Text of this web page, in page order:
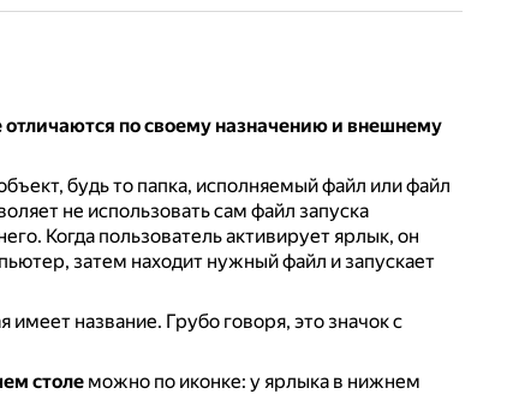
по своему назначению и внешнему
будь то папка, исполняемый файл или файл
не использовать сам файл запуска
Когда пользователь активирует ярлык, он
затем находит нужный файл и запускает
имеет название. Грубо говоря, это значок с
столеможно по иконке: у ярлыка в нижнем